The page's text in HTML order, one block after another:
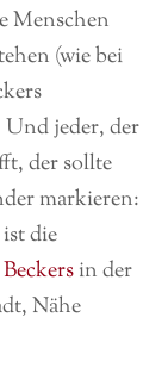
Menschen
(wie bei
Und jeder, der
der sollte
markieren:
die
in der
Nähe